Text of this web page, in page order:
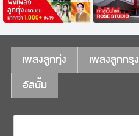
เพลงลูกทุ่ง เพลงลูกกรุง
อัลบั้ม